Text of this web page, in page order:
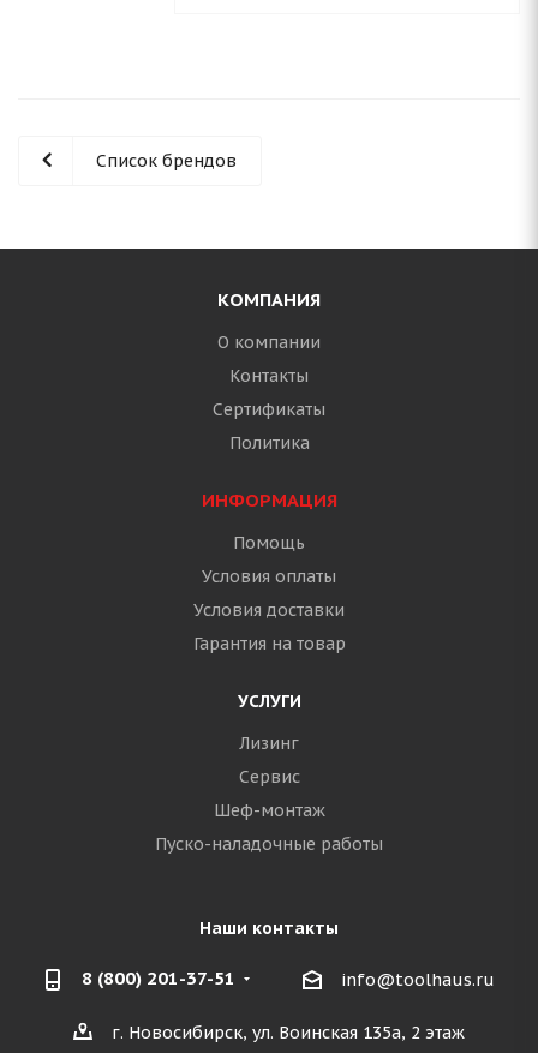
Список брендов
КОМПАНИЯ
О компании
Контакты
Сертификаты
Политика
ИНФОРМАЦИЯ
Помощь
Условия оплаты
Условия доставки
Гарантия на товар
УСЛУГИ
Лизинг
Сервис
Шеф-монтаж
Пуско-наладочные работы
Наши контакты
8 (800) 201-37-51 info@toolhaus.ru
г. Новосибирск, ул. Воинская 135а, 2 этаж